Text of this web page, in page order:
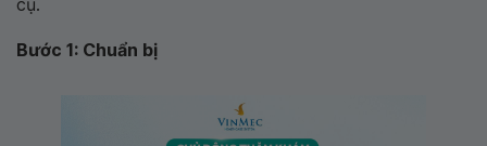
Bước 1: Chuẩn bị